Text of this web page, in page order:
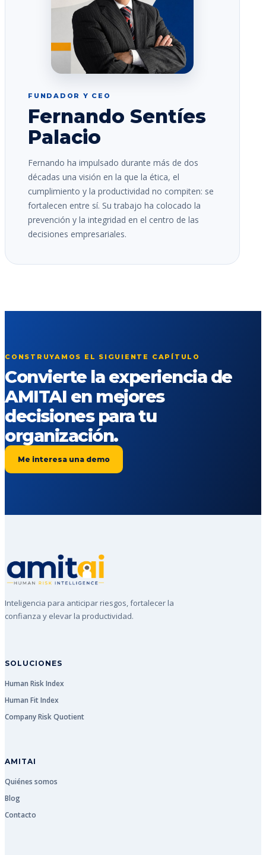
FUNDADOR Y CEO
Fernando Sentíes
Palacio
Fernando ha impulsado durante más de dos
décadas una visión en la que la ética, el
cumplimiento y la productividad no compiten: se
fortalecen entre sí. Su trabajo ha colocado la
prevención y la integridad en el centro de las
decisiones empresariales.
CONSTRUYAMOS EL SIGUIENTE CAPÍTULO
Convierte la experiencia de
AMITAI en mejores
decisiones para tu
organización.
Me interesa una demo
Inteligencia para anticipar riesgos, fortalecer la
confianza y elevar la productividad.
SOLUCIONES
Human Risk Index
Human Fit Index
Company Risk Quotient
AMITAI
Quiénes somos
Blog
Contacto